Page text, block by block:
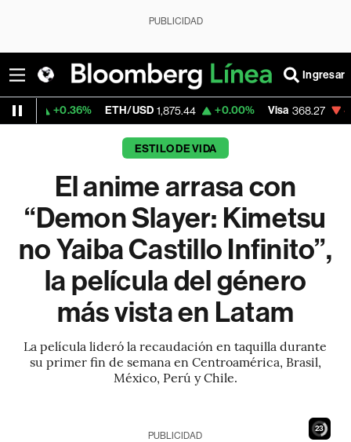
PUBLICIDAD
Ingresar
ETH/USD 1,875.44 +0.00% Visa 368.27 -0.36%
ESTILO DE VIDA
El anime arrasa con
“Demon Slayer: Kimetsu
no Yaiba Castillo Infinito”,
la película del género
más vista en Latam
La película lideró la recaudación en taquilla durante
su primer fin de semana en Centroamérica, Brasil,
México, Perú y Chile.
21
PUBLICIDAD